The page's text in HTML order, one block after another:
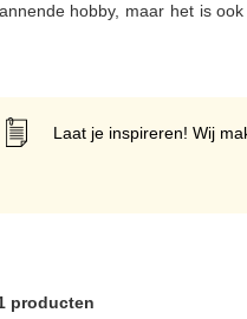
hobby, maar het is
uit een breed scala aan
een levertijd van slechts
jouw favoriete foto of
en geleverd. Bekijk de
jouw eigen tote bag
perfecte cadeau.Met een
verpakking zorgt ervoor
Laat je inspireren! Wij
producten